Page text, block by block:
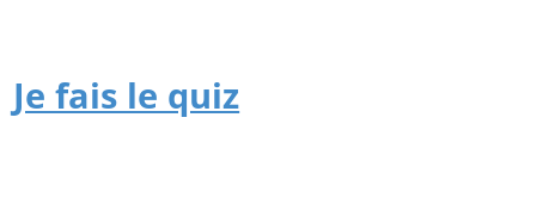
Je fais le quiz